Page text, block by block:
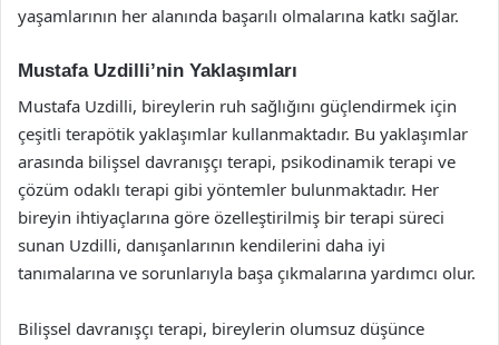
yaşamlarının her alanında başarılı olmalarına katkı sağlar.
Mustafa Uzdilli’nin Yaklaşımları
Mustafa Uzdilli, bireylerin ruh sağlığını güçlendirmek için
çeşitli terapötik yaklaşımlar kullanmaktadır. Bu yaklaşımlar
arasında bilişsel davranışçı terapi, psikodinamik terapi ve
çözüm odaklı terapi gibi yöntemler bulunmaktadır. Her
bireyin ihtiyaçlarına göre özelleştirilmiş bir terapi süreci
sunan Uzdilli, danışanlarının kendilerini daha iyi
tanımalarına ve sorunlarıyla başa çıkmalarına yardımcı olur.
Bilişsel davranışçı terapi, bireylerin olumsuz düşünce